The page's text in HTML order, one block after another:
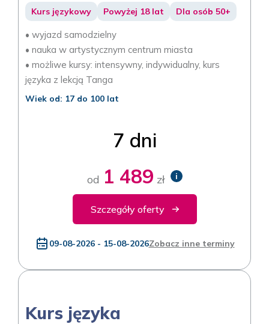
Kurs językowy Powyżej 18 lat Dla osób 50+
• wyjazd samodzielny
• nauka w artystycznym centrum miasta
• możliwe kursy: intensywny, indywidualny, kurs
języka z lekcją Tanga
Wiek od: 17 do 100 lat
7 dni
od 1 489 zł i
Szczegóły oferty
09-08-2026 - 15-08-2026Zobacz inne terminy
Kurs języka